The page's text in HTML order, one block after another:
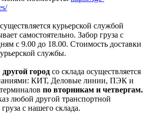
курьерской службой
самостоятельно. Забор груза с
с 9.00 до 18.00. Стоимость доставки
службы.
другой город со склада осуществляется
КИТ, Деловые линии, ПЭК и
по вторникам и четвергам.
любой другой транспортной
с нашего склада.